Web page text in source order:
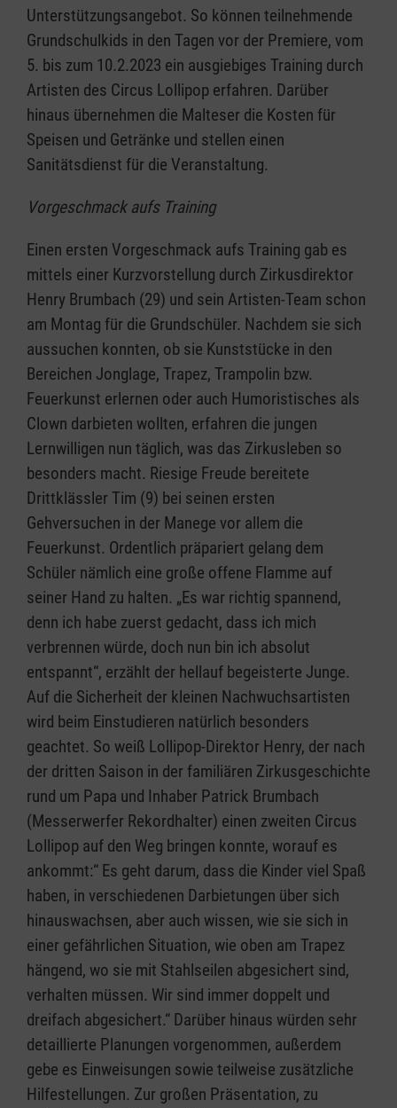
Unterstützungsangebot. So können teilnehmende
Grundschulkids in den Tagen vor der Premiere, vom
5. bis zum 10.2.2023 ein ausgiebiges Training durch
Artisten des Circus Lollipop erfahren. Darüber
hinaus übernehmen die Malteser die Kosten für
Speisen und Getränke und stellen einen
Sanitätsdienst für die Veranstaltung.
Vorgeschmack aufs Training
Einen ersten Vorgeschmack aufs Training gab es
mittels einer Kurzvorstellung durch Zirkusdirektor
Henry Brumbach (29) und sein Artisten-Team schon
am Montag für die Grundschüler. Nachdem sie sich
aussuchen konnten, ob sie Kunststücke in den
Bereichen Jonglage, Trapez, Trampolin bzw.
Feuerkunst erlernen oder auch Humoristisches als
Clown darbieten wollten, erfahren die jungen
Lernwilligen nun täglich, was das Zirkusleben so
besonders macht. Riesige Freude bereitete
Drittklässler Tim (9) bei seinen ersten
Gehversuchen in der Manege vor allem die
Feuerkunst. Ordentlich präpariert gelang dem
Schüler nämlich eine große offene Flamme auf
seiner Hand zu halten. „Es war richtig spannend,
denn ich habe zuerst gedacht, dass ich mich
verbrennen würde, doch nun bin ich absolut
entspannt“, erzählt der hellauf begeisterte Junge.
Auf die Sicherheit der kleinen Nachwuchsartisten
wird beim Einstudieren natürlich besonders
geachtet. So weiß Lollipop-Direktor Henry, der nach
der dritten Saison in der familiären Zirkusgeschichte
rund um Papa und Inhaber Patrick Brumbach
(Messerwerfer Rekordhalter) einen zweiten Circus
Lollipop auf den Weg bringen konnte, worauf es
ankommt:“ Es geht darum, dass die Kinder viel Spaß
haben, in verschiedenen Darbietungen über sich
hinauswachsen, aber auch wissen, wie sie sich in
einer gefährlichen Situation, wie oben am Trapez
hängend, wo sie mit Stahlseilen abgesichert sind,
verhalten müssen. Wir sind immer doppelt und
dreifach abgesichert.“ Darüber hinaus würden sehr
detaillierte Planungen vorgenommen, außerdem
gebe es Einweisungen sowie teilweise zusätzliche
Hilfestellungen. Zur großen Präsentation, zu